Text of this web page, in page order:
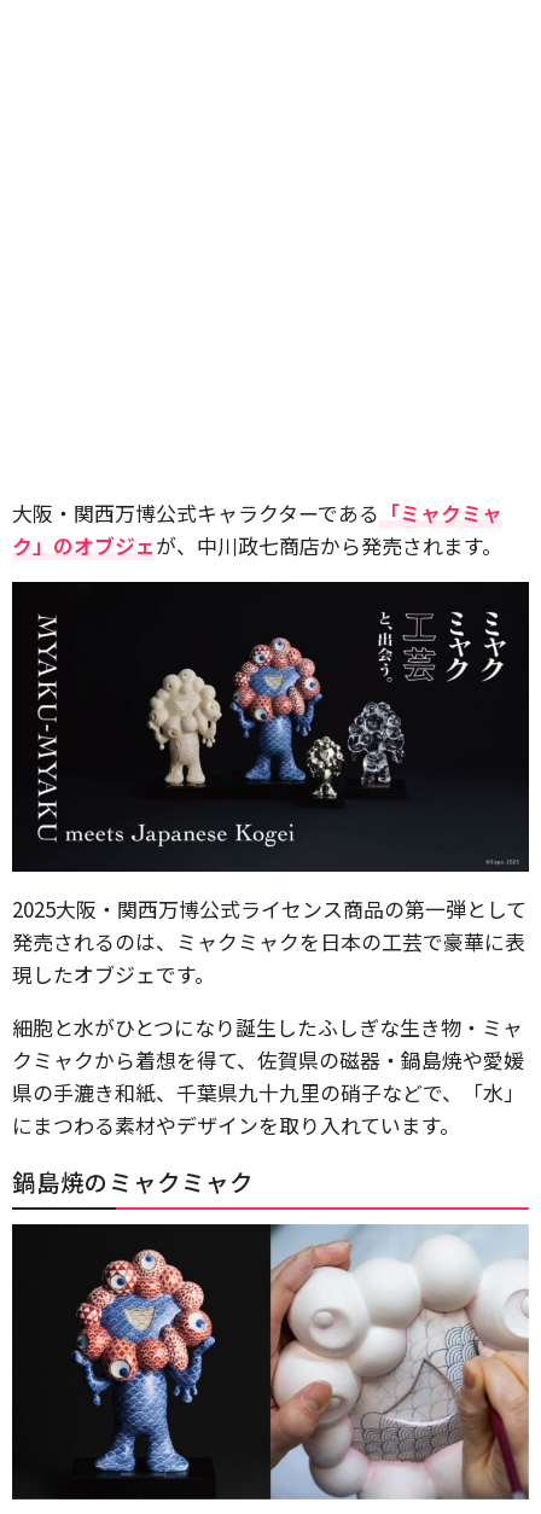
大阪・関西万博公式キャラクターである 「ミャクミャ
ク」のオブジェが、中川政七商店から発売されます。
2025大阪・関西万博公式ライセンス商品の第一弾として
発売されるのは、ミャクミャクを日本の工芸で豪華に表
現したオブジェです。
細胞と水がひとつになり誕生したふしぎな生き物・ミャ
クミャクから着想を得て、佐賀県の磁器・鍋島焼や愛媛
県の手漉き和紙、千葉県九十九里の硝子などで、「水」
にまつわる素材やデザインを取り入れています。
鍋島焼のミャクミャク